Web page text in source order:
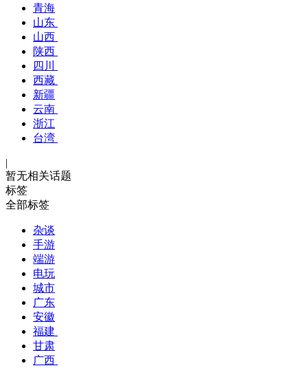
青海
山东
山西
陕西
四川
西藏
新疆
云南
浙江
台湾
|
暂无相关话题
标签
全部标签
杂谈
手游
端游
电玩
城市
广东
安徽
福建
甘肃
广西